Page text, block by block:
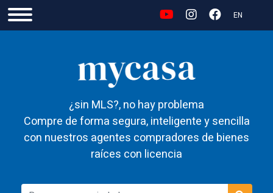
EN
¿sin MLS?, no hay problema
Compre de forma segura, inteligente y sencilla
con nuestros agentes compradores de bienes
raíces con licencia